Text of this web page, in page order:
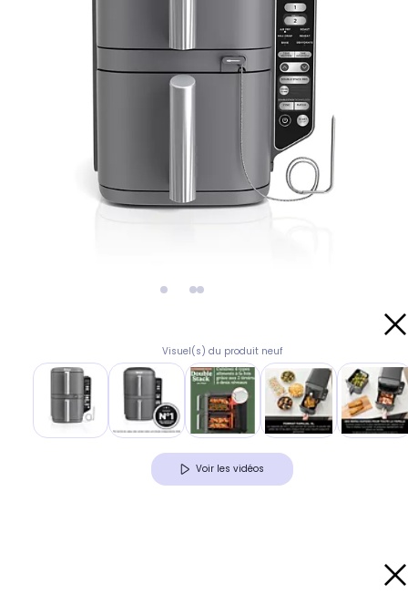
Visuel(s) du produit neuf
Voir les vidéos